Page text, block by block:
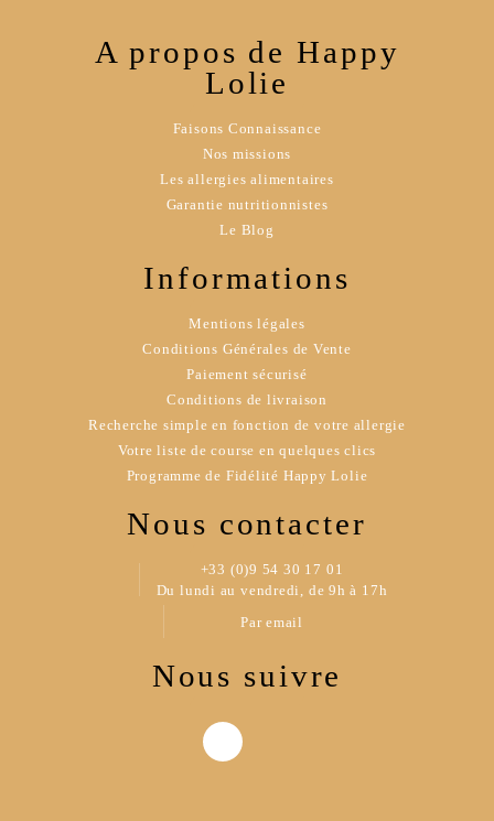
A propos de Happy
Lolie
Faisons Connaissance
Nos missions
Les allergies alimentaires
Garantie nutritionnistes
Le Blog
Informations
Mentions légales
Conditions Générales de Vente
Paiement sécurisé
Conditions de livraison
Recherche simple en fonction de votre allergie
Votre liste de course en quelques clics
Programme de Fidélité Happy Lolie
Nous contacter
+33 (0)9 54 30 17 01
Du lundi au vendredi, de 9h à 17h
Par email
Nous suivre